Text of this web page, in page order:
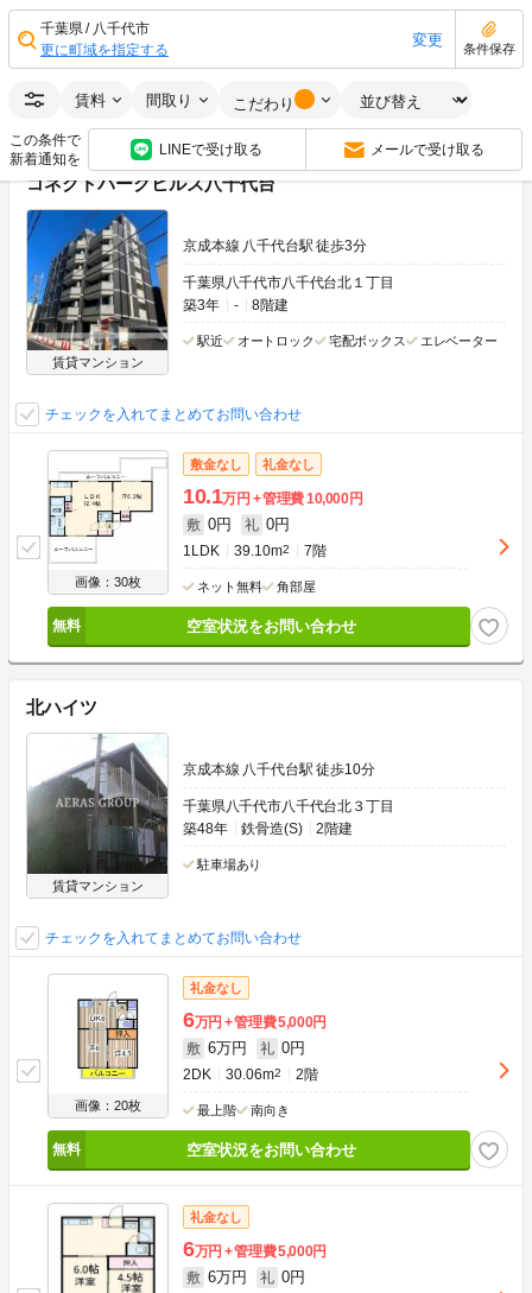
千葉県 八千代市
更に町域を指定する
変更
条件保存
賃料 間取り こだわり
この条件で
新着通知を
LINEで受け取る メールで受け取る
画像：20枚
4LDK 92.00m2 1階
空室状況をお問い合わせ
コネクトパークヒルズ八千代台
賃貸マンション
京成本線 八千代台駅 徒歩3分
千葉県八千代市八千代台北１丁目
築3年
- 8階建
駅近 オートロック 宅配ボックス エレベーター
チェックを入れてまとめてお問い合わせ
画像：30枚
敷金なし 礼金なし
10.1万円 管理費10,000円
敷 0円 礼 0円
1LDK 39.10m2 7階
ネット無料 角部屋
空室状況をお問い合わせ
北ハイツ
賃貸マンション
京成本線 八千代台駅 徒歩10分
千葉県八千代市八千代台北３丁目
築48年
鉄骨造(S) 2階建
駐車場あり
チェックを入れてまとめてお問い合わせ
画像：20枚
礼金なし
6万円 管理費5,000円
敷 6万円 礼 0円
2DK 30.06m2 2階
最上階 南向き
空室状況をお問い合わせ
礼金なし
6万円 管理費5,000円
敷 6万円 礼 0円